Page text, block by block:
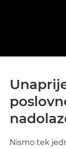
Nismo tek